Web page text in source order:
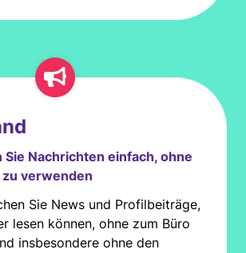
Sie Nachrichten einfach, ohne
verwenden
Sie News und Profilbeiträge,
lesen können, ohne zum Büro
insbesondere ohne den